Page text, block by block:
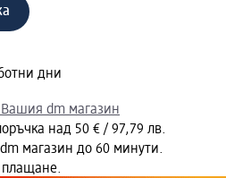
дни
dm магазин
над 50 € / 97,79 лв.
магазин до 60 минути.
плащане.